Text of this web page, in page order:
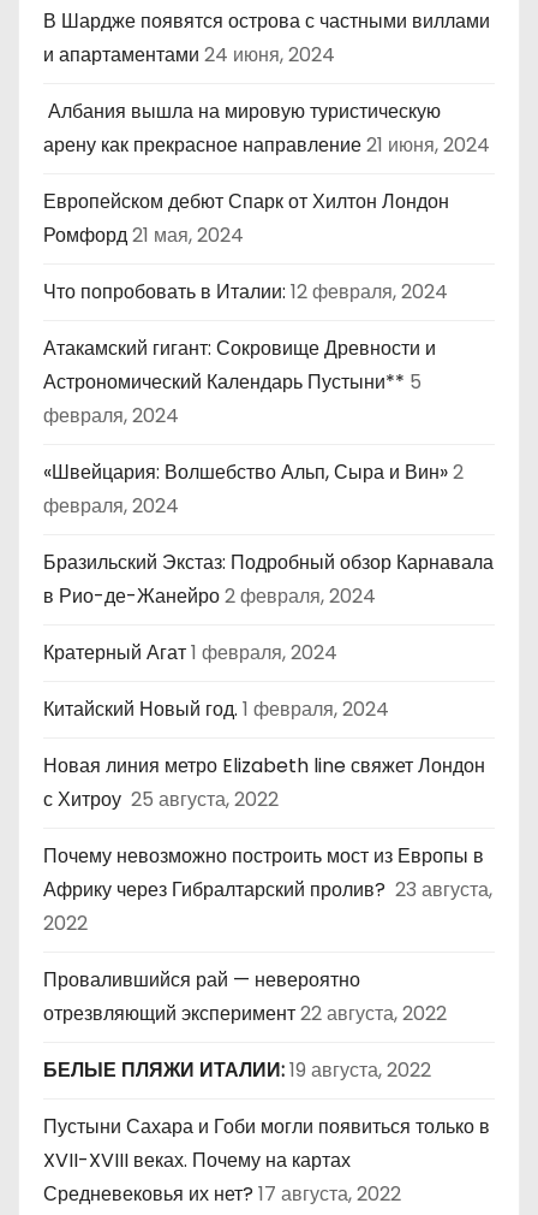
В Шардже появятся острова с частными виллами
и апартаментами 24 июня, 2024
Албания вышла на мировую туристическую
арену как прекрасное направление21 июня, 2024
Европейском дебют Спарк от Хилтон Лондон
Ромфорд21 мая, 2024
Что попробовать в Италии: 12 февраля, 2024
Атакамский гигант: Сокровище Древности и
Астрономический Календарь Пустыни** 5
февраля, 2024
«Швейцария: Волшебство Альп, Сыра и Вин»2
февраля, 2024
Бразильский Экстаз: Подробный обзор Карнавала
в Рио-де-Жанейро2 февраля, 2024
Кратерный Агат1 февраля, 2024
Китайский Новый год. 1 февраля, 2024
Новая линия метро Elizabeth line свяжет Лондон
с Хитроу 25 августа, 2022
Почему невозможно построить мост из Европы в
Африку через Гибралтарский пролив? 23 августа,
2022
Провалившийся рай — невероятно
отрезвляющий эксперимент22 августа, 2022
БЕЛЫЕ ПЛЯЖИ ИТАЛИИ:19 августа, 2022
Пустыни Сахара и Гоби могли появиться только в
XVII-XVIII веках. Почему на картах
Средневековья их нет? 17 августа, 2022